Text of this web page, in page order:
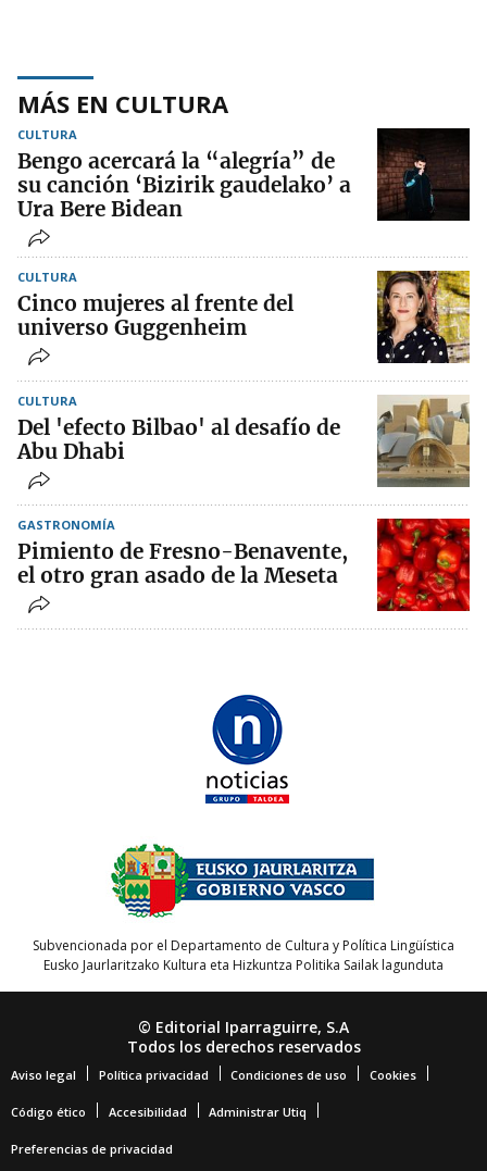
MÁS EN CULTURA
CULTURA
Bengo acercará la “alegría” de
su canción ‘Bizirik gaudelako’ a
Ura Bere Bidean
CULTURA
Cinco mujeres al frente del
universo Guggenheim
CULTURA
Del 'efecto Bilbao' al desafío de
Abu Dhabi
GASTRONOMÍA
Pimiento de Fresno-Benavente,
el otro gran asado de la Meseta
Subvencionada por el Departamento de Cultura y Política Lingüística
Eusko Jaurlaritzako Kultura eta Hizkuntza Politika Sailak lagunduta
© Editorial Iparraguirre, S.A
Todos los derechos reservados
Aviso legal Política privacidad Condiciones de uso Cookies
Código ético Accesibilidad Administrar Utiq
Preferencias de privacidad